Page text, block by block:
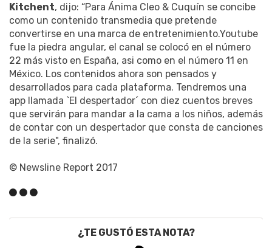
Kitchent, dijo: “Para Ánima Cleo & Cuquín se concibe
como un contenido transmedia que pretende
convertirse en una marca de entretenimiento.Youtube
fue la piedra angular, el canal se colocó en el número
22 más visto en España, asi como en el número 11 en
México. Los contenidos ahora son pensados y
desarrollados para cada plataforma. Tendremos una
app llamada `El despertador´ con diez cuentos breves
que servirán para mandar a la cama a los niños, además
de contar con un despertador que consta de canciones
de la serie", finalizó.
© Newsline Report 2017
¿TE GUSTÓ ESTA NOTA?